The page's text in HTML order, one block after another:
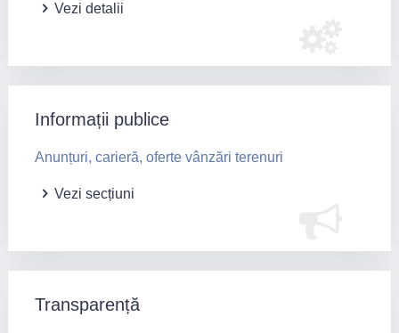
Vezi detalii
Informații publice
Anunțuri, carieră, oferte vânzări terenuri
Vezi secțiuni
Transparență